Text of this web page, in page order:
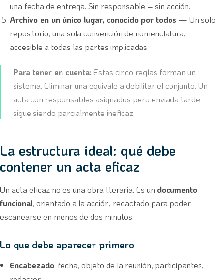
una fecha de entrega. Sin responsable = sin acción.
Archivo en un único lugar, conocido por todos — Un solo
repositorio, una sola convención de nomenclatura,
accesible a todas las partes implicadas.
Para tener en cuenta: Estas cinco reglas forman un
sistema. Eliminar una equivale a debilitar el conjunto. Un
acta con responsables asignados pero enviada tarde
sigue siendo parcialmente ineficaz.
La estructura ideal: qué debe
contener un acta eficaz
Un acta eficaz no es una obra literaria. Es un documento
funcional, orientado a la acción, redactado para poder
escanearse en menos de dos minutos.
Lo que debe aparecer primero
Encabezado: fecha, objeto de la reunión, participantes,